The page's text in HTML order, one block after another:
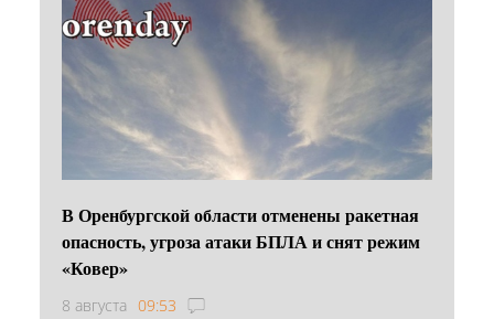
В Оренбургской области отменены ракетная
опасность, угроза атаки БПЛА и снят режим
«Ковер»
8 августа 09:53